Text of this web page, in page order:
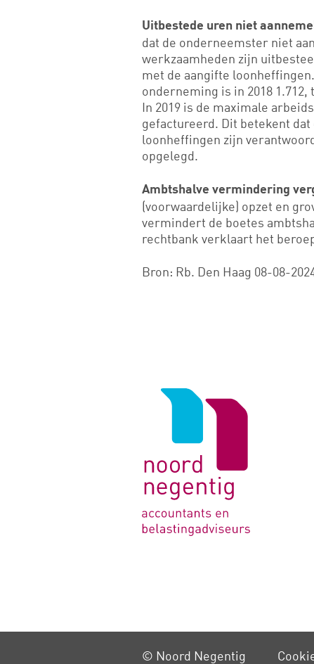
Uitbestede uren niet
dat de onderneemster niet
werkzaamheden zijn
met de aangifte
onderneming is in 2018
In 2019 is de maximale
gefactureerd. Dit betekent
loonheffingen zijn
opgelegd.
Ambtshalve vermindering
(voorwaardelijke) opzet en
vermindert de boetes
rechtbank verklaart het
Bron: Rb. Den Haag 08-08-
Logo
© Noord Negentig